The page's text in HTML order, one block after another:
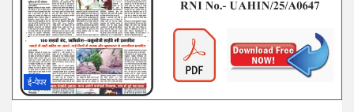
ई-पेपर